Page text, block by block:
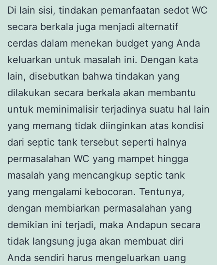
Di lain sisi, tindakan pemanfaatan sedot WC
secara berkala juga menjadi alternatif
cerdas dalam menekan budget yang Anda
keluarkan untuk masalah ini. Dengan kata
lain, disebutkan bahwa tindakan yang
dilakukan secara berkala akan membantu
untuk meminimalisir terjadinya suatu hal lain
yang memang tidak diinginkan atas kondisi
dari septic tank tersebut seperti halnya
permasalahan WC yang mampet hingga
masalah yang mencangkup septic tank
yang mengalami kebocoran. Tentunya,
dengan membiarkan permasalahan yang
demikian ini terjadi, maka Andapun secara
tidak langsung juga akan membuat diri
Anda sendiri harus mengeluarkan uang